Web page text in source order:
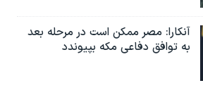
آنکارا: مصر ممکن است در مرحله بعد
به توافق دفاعی مکه بپیوندد